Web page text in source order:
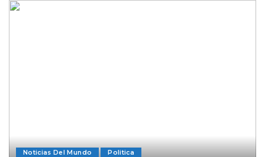
Noticias Del Mundo Politica